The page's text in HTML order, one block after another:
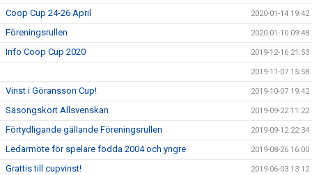
Coop Cup 24-26 April 2020-01-14 19:42
Föreningsrullen 2020-01-10 09:48
Info Coop Cup 2020 2019-12-16 21:53
2019-11-07 15:58
Vinst i Göransson Cup! 2019-10-07 19:42
Säsongskort Allsvenskan 2019-09-22 11:22
Förtydligande gällande Föreningsrullen 2019-09-12 22:34
Ledarmöte för spelare födda 2004 och yngre 2019-08-26 16:00
Grattis till cupvinst! 2019-06-03 13:12